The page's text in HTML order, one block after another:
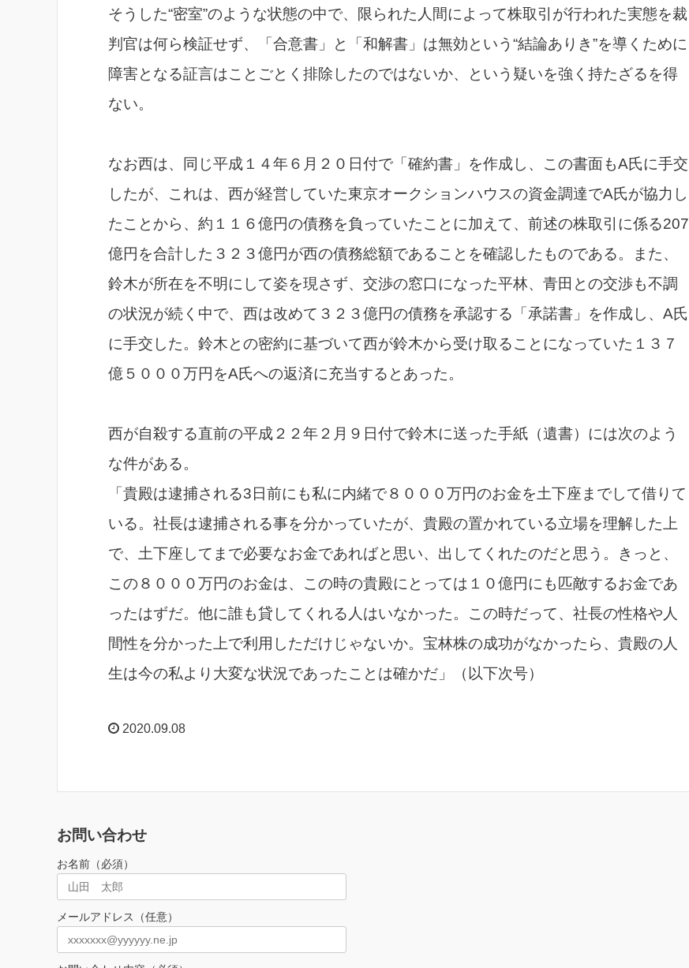
そうした“密室”のような状態の中で、限られた人間によって株取引が行われた実態を裁
判官は何ら検証せず、「合意書」と「和解書」は無効という“結論ありき”を導くために
障害となる証言はことごとく排除したのではないか、という疑いを強く持たざるを得
ない。
なお西は、同じ平成１４年６月２０日付で「確約書」を作成し、この書面もA氏に手交
したが、これは、西が経営していた東京オークションハウスの資金調達でA氏が協力し
たことから、約１１６億円の債務を負っていたことに加えて、前述の株取引に係る207
億円を合計した３２３億円が西の債務総額であることを確認したものである。また、
鈴木が所在を不明にして姿を現さず、交渉の窓口になった平林、青田との交渉も不調
の状況が続く中で、西は改めて３２３億円の債務を承認する「承諾書」を作成し、A氏
に手交した。鈴木との密約に基づいて西が鈴木から受け取ることになっていた１３７
億５０００万円をA氏への返済に充当するとあった。
西が自殺する直前の平成２２年２月９日付で鈴木に送った手紙（遺書）には次のよう
な件がある。
「貴殿は逮捕される3日前にも私に内緒で８０００万円のお金を土下座までして借りて
いる。社長は逮捕される事を分かっていたが、貴殿の置かれている立場を理解した上
で、土下座してまで必要なお金であればと思い、出してくれたのだと思う。きっと、
この８０００万円のお金は、この時の貴殿にとっては１０億円にも匹敵するお金であ
ったはずだ。他に誰も貸してくれる人はいなかった。この時だって、社長の性格や人
間性を分かった上で利用しただけじゃないか。宝林株の成功がなかったら、貴殿の人
生は今の私より大変な状況であったことは確かだ」（以下次号）
2020.09.08
お問い合わせ
お名前（必須）
メールアドレス（任意）